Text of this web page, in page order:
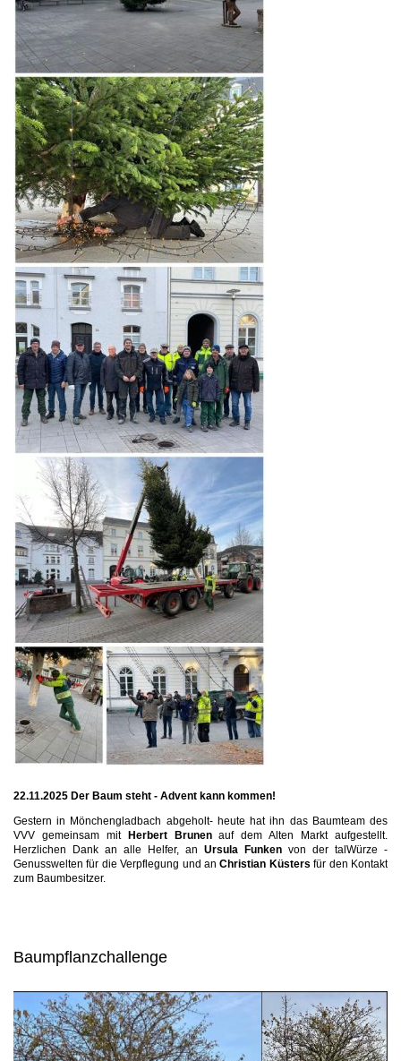
22.11.2025 Der Baum steht - Advent kann kommen!
Gestern in Mönchengladbach abgeholt- heute hat ihn das Baumteam des
VVV gemeinsam mit Herbert Brunenauf dem Alten Markt aufgestellt.
Herzlichen Dank an alle Helfer, an Ursula Funken von der talWürze -
Genusswelten für die Verpflegung und anChristian Küsters für den Kontakt
zum Baumbesitzer.
Baumpflanzchallenge